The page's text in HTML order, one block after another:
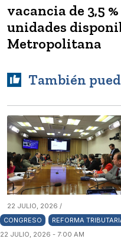
vacancia de 3,5
unidades
Metropolitana
También
22 JULIO, 2026 /
CONGRESO
REFORMA
22 JULIO, 2026 - 7:00 AM